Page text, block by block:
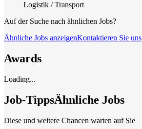
Logistik / Transport
Auf der Suche nach ähnlichen Jobs?
Ähnliche Jobs anzeigenKontaktieren Sie uns
Awards
Loading...
Job-TippsÄhnliche Jobs
Diese und weitere Chancen warten auf Sie